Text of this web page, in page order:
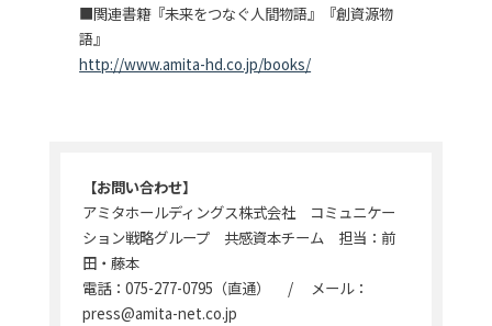
■関連書籍『未来をつなぐ人間物語』『創資源物
語』
http://www.amita-hd.co.jp/books/
【お問い合わせ】
アミタホールディングス株式会社 コミュニケー
ション戦略グループ 共感資本チーム 担当：前
田・藤本
電話：075-277-0795（直通） / メール：
press@amita-net.co.jp